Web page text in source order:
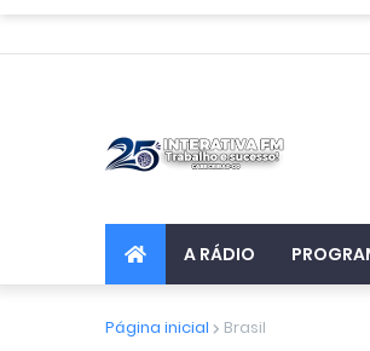
A RÁDIO
Página inicial Brasil